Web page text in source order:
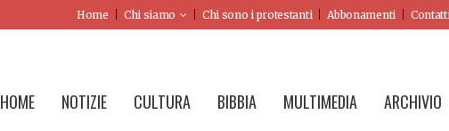
Home Chi siamo Chi sono i protestanti Abbonamenti
HOME NOTIZIE CULTURA BIBBIA MULTIMEDIA ARCHIVIO